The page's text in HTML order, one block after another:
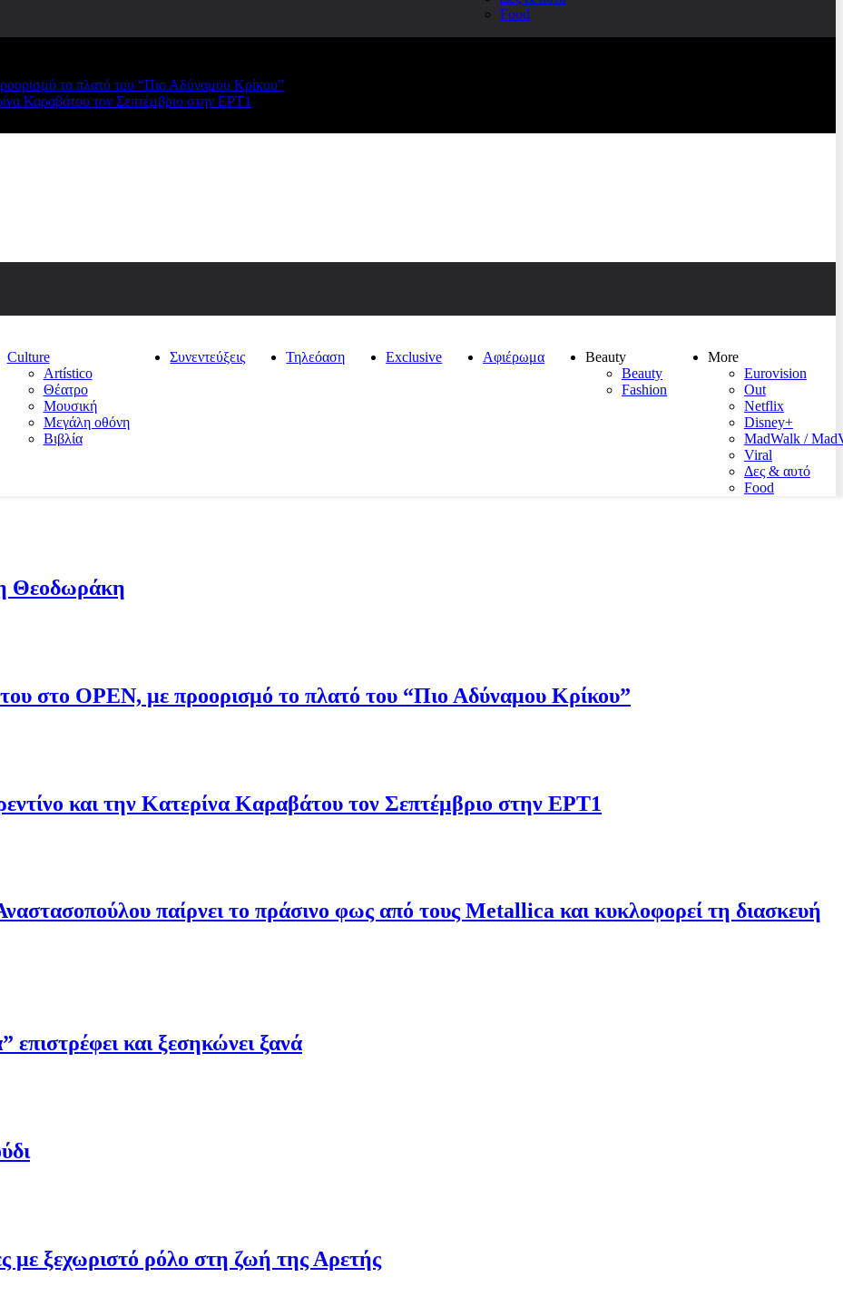
Food
το πλατό του “Πιο Αδύναμου Κρίκου”
Καραβάτου τον Σεπτέμβριο στην ΕΡΤ1
Culture
Artístico
Θέατρο
Μουσική
Μεγάλη οθόνη
Βιβλία
Συνεντεύξεις Τηλεόαση Exclusive Αφιέρωμα
Beauty
Beauty
Fashion
More
Eurovision
Out
Netflix
Disney+
MadWalk /
Viral
Δες & αυτό
Food
Θεοδωράκη
του στο OPEN, με προορισμό το πλατό του “Πιο Αδύναμου Κρίκου”
και την Κατερίνα Καραβάτου τον Σεπτέμβριο στην ΕΡΤ1
παίρνει το πράσινο φως από τους Metallica και κυκλοφορεί τη διασκευή
και ξεσηκώνει ξανά
με ξεχωριστό ρόλο στη ζωή της Αρετής